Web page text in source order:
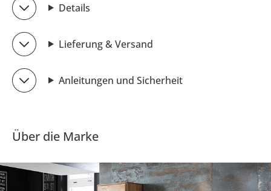
Details
Lieferung & Versand
Anleitungen und Sicherheit
Über die Marke